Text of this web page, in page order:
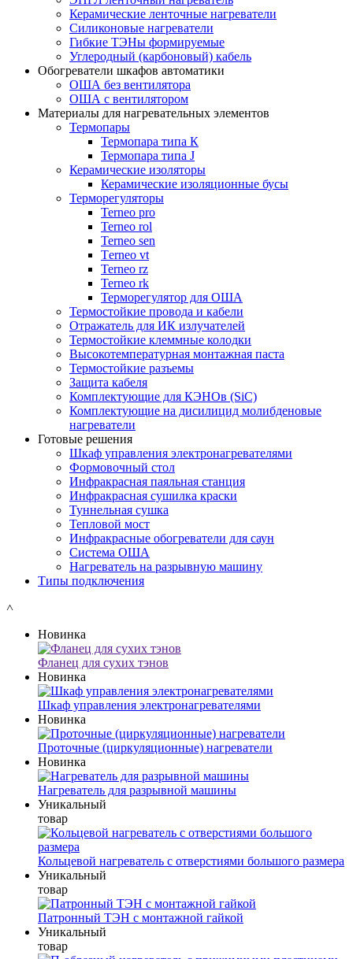
Керамические ленточные нагреватели
Силиконовые нагреватели
Гибкие ТЭНы формируемые
Углеродный (карбоновый) кабель
Обогреватели шкафов автоматики
ОША без вентилятора
ОША с вентилятором
Материалы для нагревательных элементов
Термопары
Термопара типа К
Термопара типа J
Керамические изоляторы
Керамические изоляционные бусы
Терморегуляторы
Terneo pro
Terneo rol
Terneo sen
Тerneo vt
Terneo rz
Terneo rk
Терморегулятор для ОША
Термостойкие провода и кабели
Отражатель для ИК излучателей
Термостойкие клеммные колодки
Высокотемпературная монтажная паста
Термостойкие разъемы
Защита кабеля
Комплектующие для КЭНОв (SiC)
Комплектующие на дисилицид молибденовые
нагреватели
Готовые решения
Шкаф управления электронагревателями
Формовочный стол
Инфракрасная паяльная станция
Инфракрасная сушилка краски
Туннельная сушка
Тепловой мост
Инфракрасные обогреватели для саун
Система ОША
Нагреватель на разрывную машину
Типы подключения
˄
Новинка
Фланец для сухих тэнов
Новинка
Шкаф управления электронагревателями
Новинка
Проточные (циркуляционные) нагреватели
Новинка
Нагреватель для разрывной машины
Уникальный
товар
Кольцевой нагреватель с отверстиями большого размера
Уникальный
товар
Патронный ТЭН с монтажной гайкой
Уникальный
товар